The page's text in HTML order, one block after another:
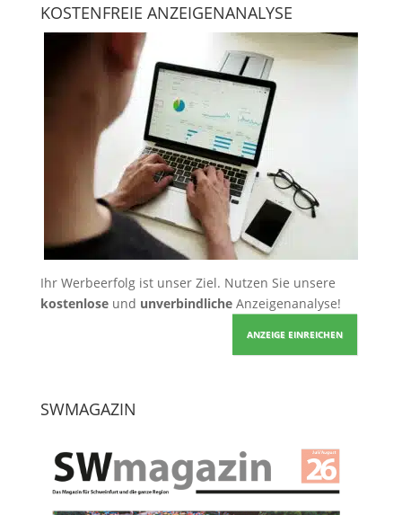
KOSTENFREIE ANZEIGENANALYSE
Ihr Werbeerfolg ist unser Ziel. Nutzen Sie unsere
kostenloseund unverbindlicheAnzeigenanalyse!
ANZEIGE EINREICHEN
SWMAGAZIN